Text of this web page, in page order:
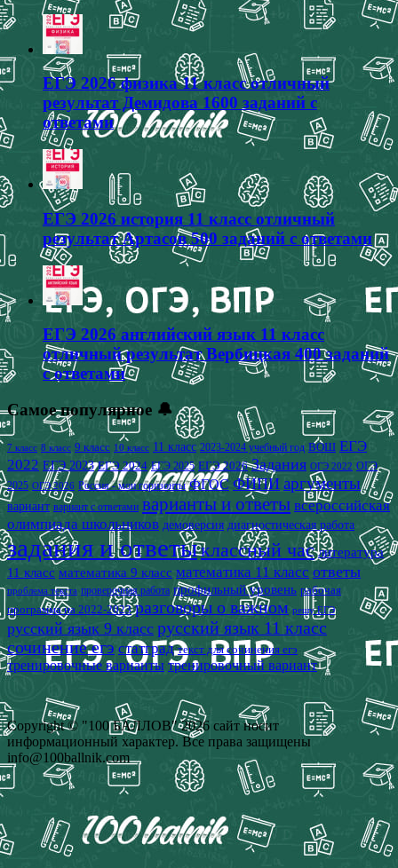
ЕГЭ 2026 физика 11 класс отличный
результат Демидова 1600 заданий с
ответами
ЕГЭ 2026 история 11 класс отличный
результат Артасов 500 заданий с ответами
ЕГЭ 2026 английский язык 11 класс
отличный результат Вербицкая 400 заданий
с ответами
Самое популярное 🔔
7 класс 8 класс 9 класс 10 класс 11 класс 2023-2024 учебный год ВОШ ЕГЭ
2022 ЕГЭ 2023 ЕГЭ 2024 ЕГЭ 2025 ЕГЭ 2026 Задания ОГЭ 2022 ОГЭ
2025 ОГЭ 2026 Россия - мои горизонты ФГОС ФИПИ аргументы
вариант вариант с ответами варианты и ответы всероссийская
олимпиада школьников демоверсия диагностическая работа
задания и ответыклассный час литература
11 класс математика 9 класс математика 11 класс ответы
проблема текста проверочная работа профильный уровень рабочая
программа на 2022-2023 разговоры о важном решу ЕГЭ
русский язык 9 класс русский язык 11 класс
сочинение егэ статград текст для сочинения егэ
тренировочные варианты тренировочный вариант
Copyright © "100 БАЛЛОВ" 2026 сайт носит
информационный характер. Все права защищены
info@100ballnik.com